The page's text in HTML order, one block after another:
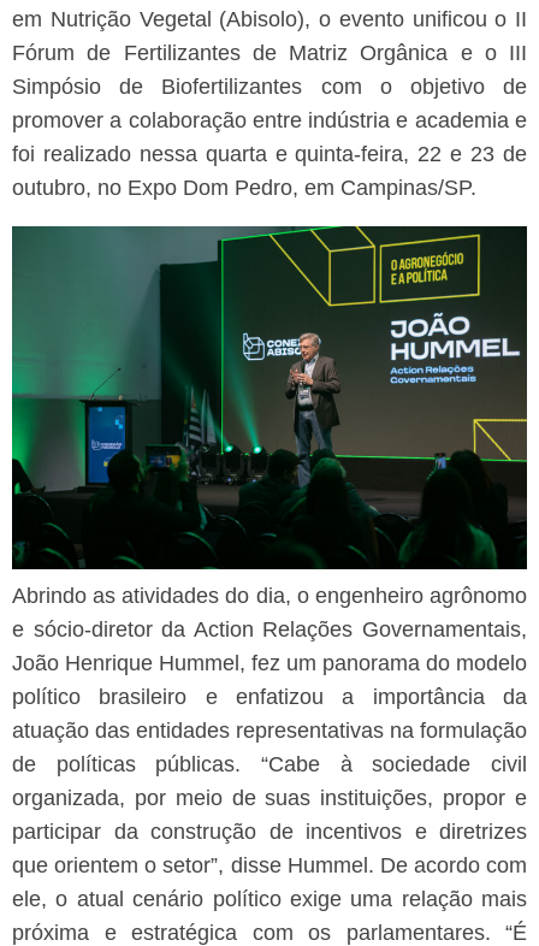
em Nutrição Vegetal (Abisolo), o evento unificou o II
Fórum de Fertilizantes de Matriz Orgânica e o III
Simpósio de Biofertilizantes com o objetivo de
promover a colaboração entre indústria e academia e
foi realizado nessa quarta e quinta-feira, 22 e 23 de
outubro, no Expo Dom Pedro, em Campinas/SP.
Abrindo as atividades do dia, o engenheiro agrônomo
e sócio-diretor da Action Relações Governamentais,
João Henrique Hummel, fez um panorama do modelo
político brasileiro e enfatizou a importância da
atuação das entidades representativas na formulação
de políticas públicas. “Cabe à sociedade civil
organizada, por meio de suas instituições, propor e
participar da construção de incentivos e diretrizes
que orientem o setor”, disse Hummel. De acordo com
ele, o atual cenário político exige uma relação mais
próxima e estratégica com os parlamentares. “É